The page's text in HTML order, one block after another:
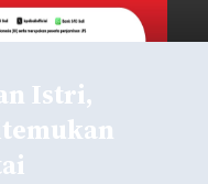
Istri,